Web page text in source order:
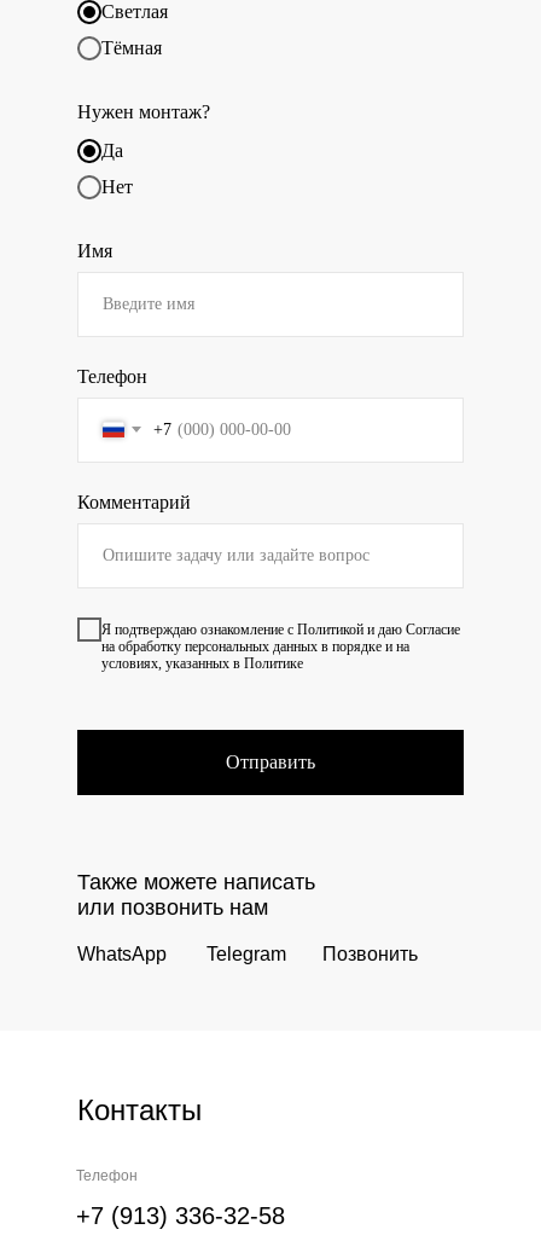
Светлая
Тёмная
Нужен монтаж?
Да
Нет
Имя
Телефон
+7
Комментарий
Я подтверждаю ознакомление с Политикой и даю Согласие
на обработку персональных данных в порядке и на
условиях, указанных в Политике
Отправить
Позвонить
Telegram
WhatsApp
Также можете написать
или позвонить нам
Контакты
Телефон
+7 (913) 336-32-58